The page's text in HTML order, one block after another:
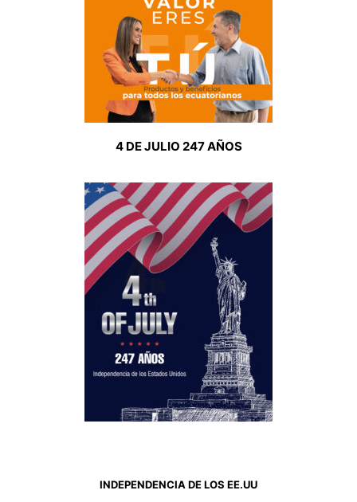
4 DE JULIO 247 AÑOS
INDEPENDENCIA DE LOS EE.UU